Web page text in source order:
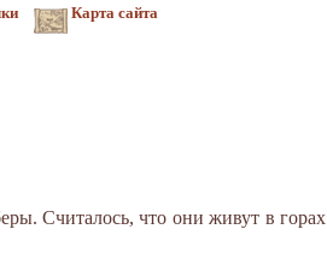
Карта сайта
Считалось, что они живут в горах